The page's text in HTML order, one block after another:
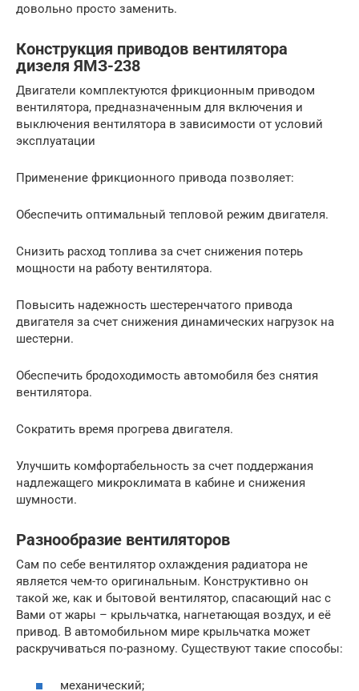
довольно просто заменить.
Конструкция приводов вентилятора
дизеля ЯМЗ-238
Двигатели комплектуются фрикционным приводом
вентилятора, предназначенным для включения и
выключения вентилятора в зависимости от условий
эксплуатации
Применение фрикционного привода позволяет:
Обеспечить оптимальный тепловой режим двигателя.
Снизить расход топлива за счет снижения потерь
мощности на работу вентилятора.
Повысить надежность шестеренчатого привода
двигателя за счет снижения динамических нагрузок на
шестерни.
Обеспечить бродоходимость автомобиля без снятия
вентилятора.
Сократить время прогрева двигателя.
Улучшить комфортабельность за счет поддержания
надлежащего микроклимата в кабине и снижения
шумности.
Разнообразие вентиляторов
Сам по себе вентилятор охлаждения радиатора не
является чем-то оригинальным. Конструктивно он
такой же, как и бытовой вентилятор, спасающий нас с
Вами от жары – крыльчатка, нагнетающая воздух, и её
привод. В автомобильном мире крыльчатка может
раскручиваться по-разному. Существуют такие способы:
механический;